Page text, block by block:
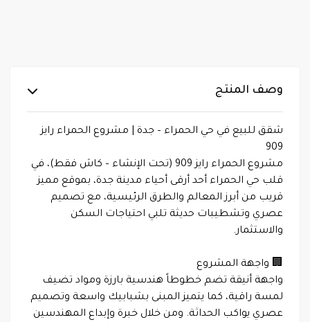
وصف المنتج
شقق للبيع في حي الحمراء – جدة | مشروع الحمراء رايز
909
مشروع الحمراء رايز 909 (تحت الإنشاء – كاش فقط)، في
قلب حي الحمراء أحد أرقى أحياء مدينة جدة، بموقع مميز
قريب من أبرز المعالم والطرق الرئيسية، مع تصميم
عصري وتشطيبات حديثة تلبي احتياجات السكن
والاستثمار.
🏢 واجهة المشروع
واجهة أنيقة تضم خطوطاً هندسية بارزة ومواد تضيف
لمسة راقية، كما يتميز المبنى بشبابيك واسعة وتصميم
عصري يواكب الحداثة. ومن خلال خبرة وإبداع المهندسين